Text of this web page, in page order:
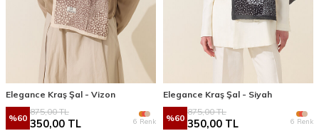
Elegance Kraş Şal - Vizon
%60
875,00TL
350,00 TL 6 Renk
Elegance Kraş Şal - Siyah
%60
875,00TL
350,00 TL 6 Renk